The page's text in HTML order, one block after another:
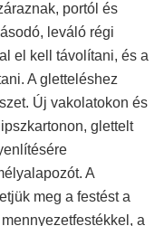
portól és
leváló régi
el kell távolítani, és a
A gletteléshez
Új vakolatokon és
glettelt
A
meg a festést a
a